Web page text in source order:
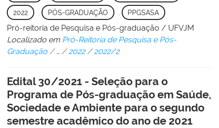
2022 PÓS-GRADUAÇÃO PPGSASA
Pró-reitoria de Pesquisa e Pós-graduação / UFVJM
Localizado em Pró-Reitoria de Pesquisa e Pós-
Graduação /… /2022 /2022/2
Edital 30/2021 - Seleção para o
Programa de Pós-graduação em Saúde,
Sociedade e Ambiente para o segundo
semestre acadêmico do ano de 2021